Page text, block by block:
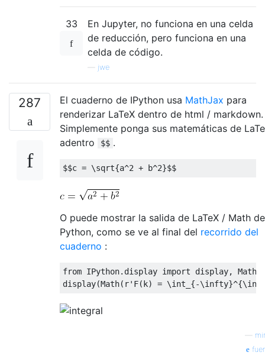
33
En Jupyter, no funciona en una celda
de reducción, pero funciona en una
celda de código.
jwe
287 El cuaderno de IPython usa MathJax para
renderizar LaTeX dentro de html / markdown.
Simplemente ponga sus matemáticas de
adentro
$$ .
$$c = \sqrt{a^2 + b^2}$$
O puede mostrar la salida de LaTeX / Math de
Python, como se ve al final del recorrido del
cuaderno :
from IPython.display import display, Math,
display(Math( r'F(k) = \int {-\infty}^{